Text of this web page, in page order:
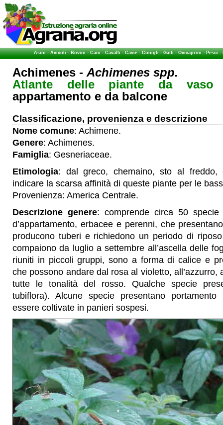
Asini-Avicoli-Bovini-Cani-Cavalli-Cavie-Conigli-Gatti-Ovicaprini-Pesci-
Achimenes - Achimenes spp.
Atlante delle piante da vaso
appartamento e da balcone
Classificazione, provenienza e descrizione
Nome comune: Achimene.
Genere: Achimenes.
Famiglia: Gesneriaceae.
Etimologia: dal greco, chemaino, sto al freddo,
indicare la scarsa affinità di queste piante per le
Provenienza: America Centrale.
Descrizione genere: comprende circa 50
d’appartamento, erbacee e perenni, che
producono tuberi e richiedono un periodo di
compaiono da luglio a settembre all’ascella delle
riuniti in piccoli gruppi, sono a forma di calice e
che possono andare dal rosa al violetto, all’azzurro,
tutte le tonalità del rosso. Qualche specie
tubiflora). Alcune specie presentano
essere coltivate in panieri sospesi.